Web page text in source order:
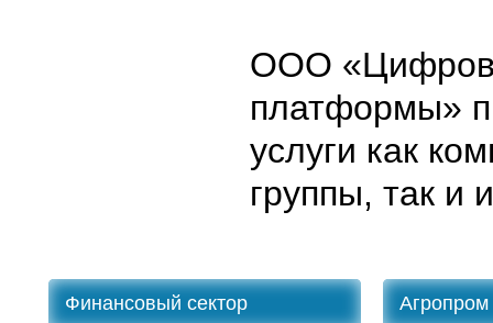
ООО
платформы»
услуги как
группы, так и
Финансовый сектор Агропром